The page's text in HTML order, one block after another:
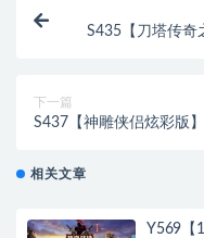
S435【刀塔传奇
下一篇
S437【神雕侠侣炫彩版
相关文章
Y569【